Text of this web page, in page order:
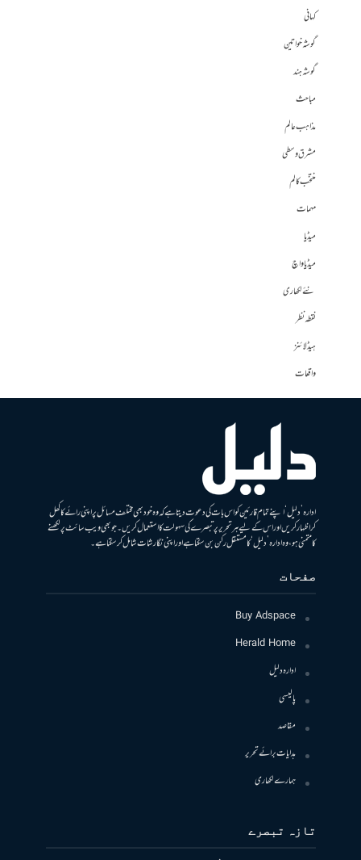
کہانی
گوشہ خواتین
گوشہ ہند
مباحث
مذاہب عالم
مشرق وسطی
منتخب کالم
مہمات
میڈیا
میڈیا واچ
نئے لکھاری
نقطہ نظر
ہیڈلائنز
واقعات
ادارہ ’دلیل‘ اپنے تمام قارئین کو اس بات کی دعوت دیتا ہے کہ وہ خود بھی مختلف مسائل پر اپنی رائے کا کھل
کر اظہار کریں اور اس کے لیے ہر تحریر پر تبصرے کی سہولت کا استعمال کریں۔ جو بھی ویب سائٹ پر لکھنے
کا متمنی ہو، وہ ادارہ ’دلیل‘ کا مستقل رکن بن سکتا ہے اور اپنی نگارشات شامل کرسکتا ہے۔
صفحات
Buy Adspace
Herald Home
ادارہ دلیل
پالیسی
مقاصد
ہدایات برائے تحریر
ہمارے لکھاری
تازہ تبصرے